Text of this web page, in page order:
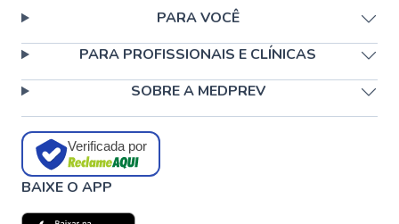
PARA VOCÊ
PARA PROFISSIONAIS E CLÍNICAS
SOBRE A MEDPREV
Verificada por
BAIXE O APP